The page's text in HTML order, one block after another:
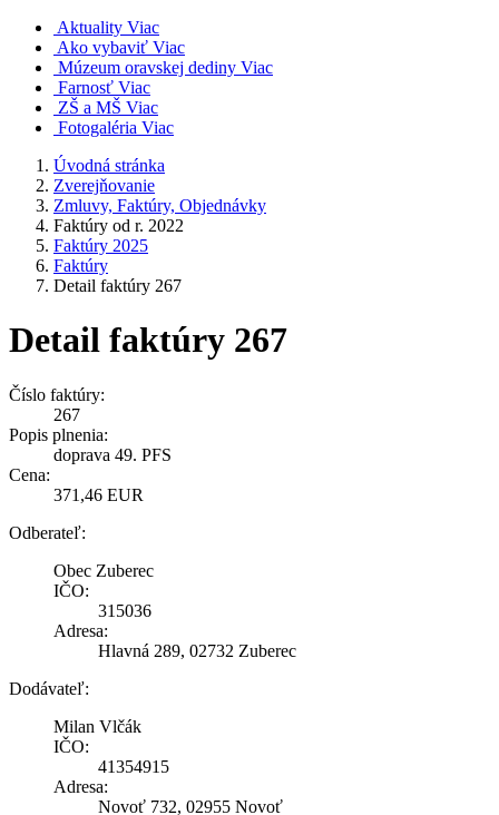
Aktuality Viac
Ako vybaviť Viac
Múzeum oravskej dediny Viac
Farnosť Viac
ZŠ a MŠ Viac
Fotogaléria Viac
Úvodná stránka
Zverejňovanie
Zmluvy, Faktúry, Objednávky
Faktúry od r. 2022
Faktúry 2025
Faktúry
Detail faktúry 267
Detail faktúry 267
Číslo faktúry:
267
Popis plnenia:
doprava 49. PFS
Cena:
371,46 EUR
Odberateľ:
Obec Zuberec
IČO:
315036
Adresa:
Hlavná 289, 02732 Zuberec
Dodávateľ:
Milan Vlčák
IČO:
41354915
Adresa:
Novoť 732, 02955 Novoť